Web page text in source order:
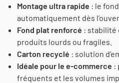
Montage ultra rapide : le
automatiquement dès
Fond plat renforcé : stabilité
produits lourds ou fragiles.
Carton recyclé : solution
Idéale pour le e-commerce :
fréquents et les volumes